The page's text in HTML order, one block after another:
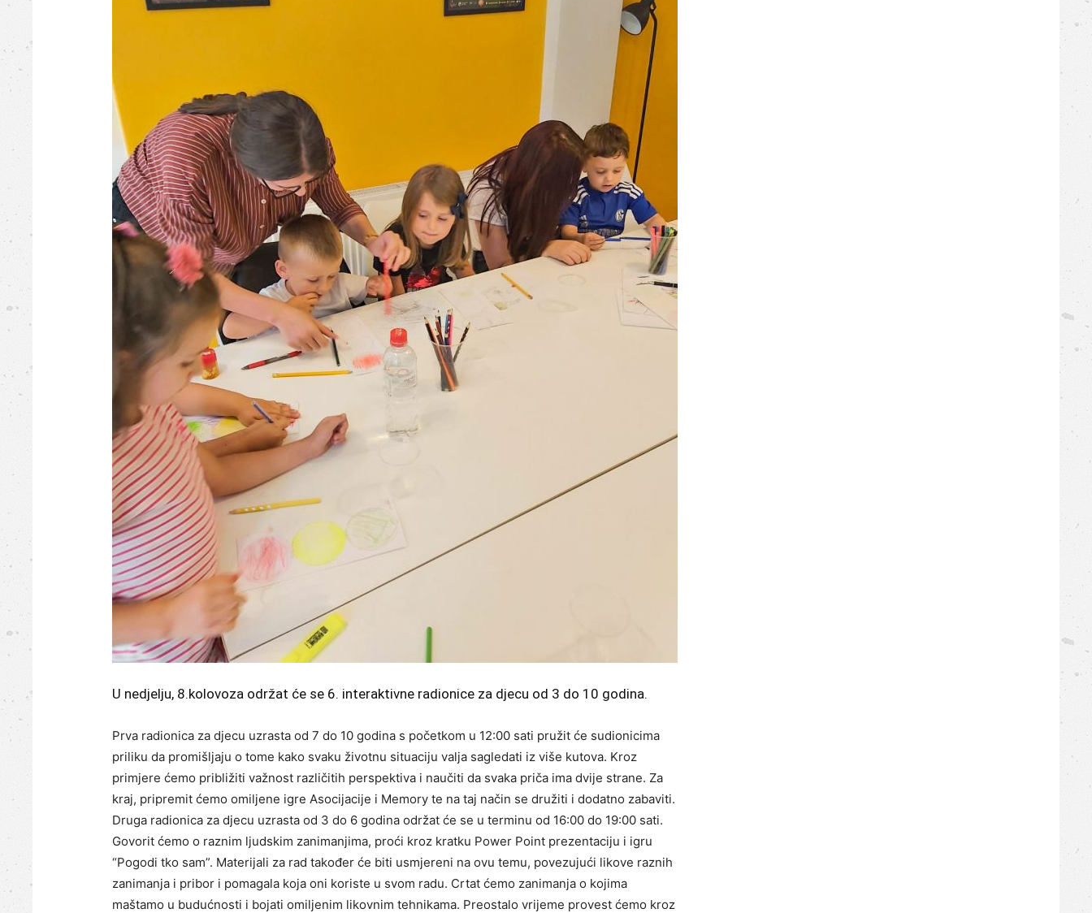
U nedjelju, 8.kolovoza održat će se 6. interaktivne radionice za djecu od 3 do 10 godina.
Prva radionica za djecu uzrasta od 7 do 10 godina s početkom u 12:00 sati pružit će sudionicima
priliku da promišljaju o tome kako svaku životnu situaciju valja sagledati iz više kutova. Kroz
primjere ćemo približiti važnost različitih perspektiva i naučiti da svaka priča ima dvije strane. Za
kraj, pripremit ćemo omiljene igre Asocijacije i Memory te na taj način se družiti i dodatno zabaviti.
Druga radionica za djecu uzrasta od 3 do 6 godina održat će se u terminu od 16:00 do 19:00 sati.
Govorit ćemo o raznim ljudskim zanimanjima, proći kroz kratku Power Point prezentaciju i igru
“Pogodi tko sam”. Materijali za rad također će biti usmjereni na ovu temu, povezujući likove raznih
zanimanja i pribor i pomagala koja oni koriste u svom radu. Crtat ćemo zanimanja o kojima
maštamo u budućnosti i bojati omiljenim likovnim tehnikama. Preostalo vrijeme provest ćemo kroz